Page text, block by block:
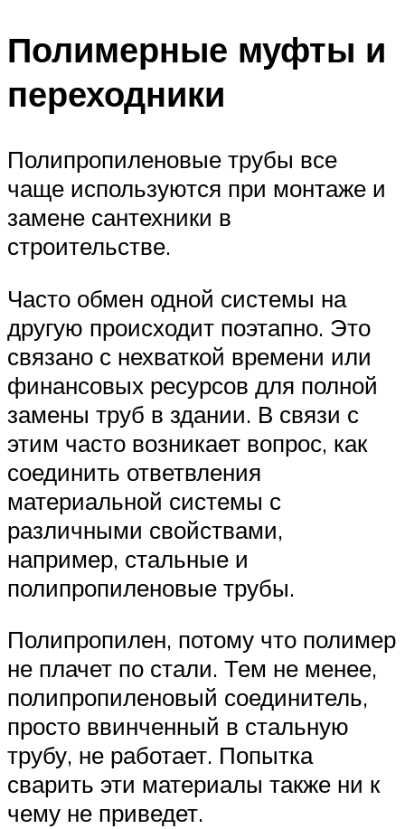
Полимерные муфты и
переходники
Полипропиленовые трубы все
чаще используются при монтаже и
замене сантехники в
строительстве.
Часто обмен одной системы на
другую происходит поэтапно. Это
связано с нехваткой времени или
финансовых ресурсов для полной
замены труб в здании. В связи с
этим часто возникает вопрос, как
соединить ответвления
материальной системы с
различными свойствами,
например, стальные и
полипропиленовые трубы.
Полипропилен, потому что полимер
не плачет по стали. Тем не менее,
полипропиленовый соединитель,
просто ввинченный в стальную
трубу, не работает. Попытка
сварить эти материалы также ни к
чему не приведет.